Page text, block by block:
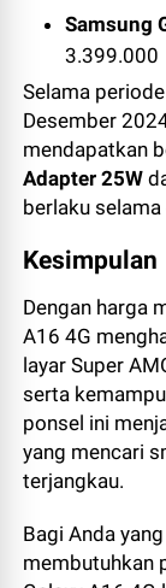
Samsung
3.399.000
Selama
Desember
mendapatkan
Adapter 25W
berlaku selama
Kesimpulan
Dengan harga
A16 4G
layar Super
serta
ponsel ini
yang mencari
terjangkau.
Bagi Anda
membutuhkan